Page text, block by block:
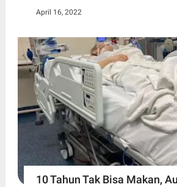
April 16, 2022
10 Tahun Tak Bisa Makan,